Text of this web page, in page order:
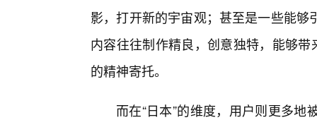
影，打开新的宇宙观；甚至是一些能
内容往往制作精良，创意独特，能够
的精神寄托。
而在“日本”的维度，用户则更多